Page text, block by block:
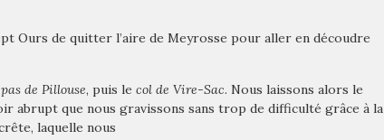
Ours de quitter l’aire de Meyrosse pour aller en découdre
pas de Pillouse, puis le col de Vire-Sac. Nous laissons alors le
abrupt que nous gravissons sans trop de difficulté grâce à la
laquelle nous